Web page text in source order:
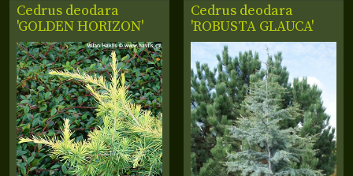
Cedrus deodara
'GOLDEN HORIZON'
Cedrus deodara
'ROBUSTA GLAUCA'